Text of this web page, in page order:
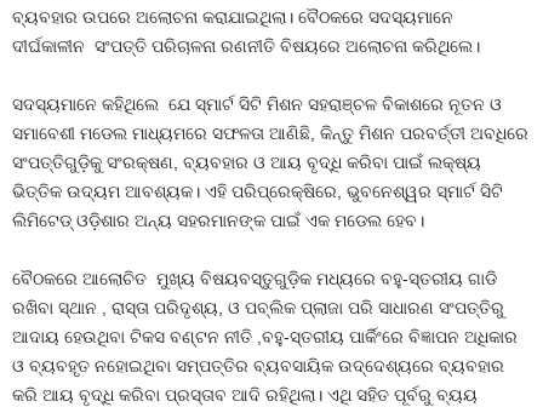
ବ୍ୟବହାର ଉପରେ ଅଲୋଚନା କରାଯାଇଥିଲା। ବୈଠକରେ ସଦସ୍ୟମାନେ
ଦୀର୍ଘକାଳୀନ ସଂପତ୍ତି ପରିଚାଳନା ରଣନୀତି ବିଷୟରେ ଅଲୋଚନା କରିଥିଲେ।
ସଦସ୍ୟମାନେ କହିଥିଲେ ଯେ ସ୍ମାର୍ଟ ସିଟି ମିଶନ ସହରାଞ୍ଚଳ ବିକାଶରେ ନୂତନ ଓ
ସମାବେଶୀ ମଡେଲ ମାଧ୍ୟମରେ ସଫଳତା ଆଣିଛି, କିନ୍ତୁ ମିଶନ ପରବର୍ତ୍ତୀ ଅବଧିରେ
ସଂପତ୍ତିଗୁଡ଼ିକୁ ସଂରକ୍ଷଣ, ବ୍ୟବହାର ଓ ଆୟ ବୃଦ୍ଧି କରିବା ପାଇଁ ଲକ୍ଷ୍ୟ
ଭିତ୍ତିକ ଉଦ୍ୟମ ଆବଶ୍ୟକ। ଏହି ପରିପ୍ରେକ୍ଷିରେ, ଭୁବନେଶ୍ୱର ସ୍ମାର୍ଟ ସିଟି
ଲିମିଟେଡ୍ ଓଡ଼ିଶାର ଅନ୍ୟ ସହରମାନଙ୍କ ପାଇଁ ଏକ ମଡେଲ ହେବ।
ବୈଠକରେ ଆଲୋଚିତ ମୁଖ୍ୟ ବିଷୟବସ୍ତୁଗୁଡ଼ିକ ମଧ୍ୟରେ ବହୁ-ସ୍ତରୀୟ ଗାଡି
ରଖିବା ସ୍ଥାନ , ରାସ୍ତା ପରିଦୃଶ୍ୟ, ଓ ପବ୍ଲିକ ପ୍ଲାଜା ପରି ସାଧାରଣ ସଂପତ୍ତିରୁ
ଆଦାୟ ହେଉଥିବା ଟିକସ ବଣ୍ଟନ ନୀତି ,ବହୁ-ସ୍ତରୀୟ ପାର୍କିଂରେ ବିଜ୍ଞାପନ ଅଧିକାର
ଓ ବ୍ୟବହୃତ ନହୋଇଥିବା ସମ୍ପତ୍ତିର ବ୍ୟବସାୟିକ ଉଦ୍ଦେଶ୍ୟରେ ବ୍ୟବହାର
କରି ଆୟ ବୃଦ୍ଧି କରିବା ପ୍ରସ୍ତାବ ଆଦି ରହିଥିଲା। ଏଥି ସହିତ ପୂର୍ବରୁ ବ୍ୟୟ